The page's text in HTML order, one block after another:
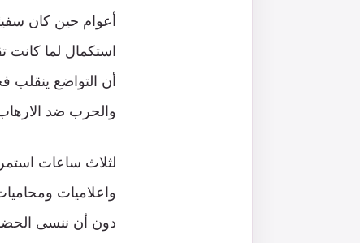
أعوام حين كان
استكمال لما كانت
أن التواضع ينقلب
والحرب ضد
لثلاث ساعات استمر
واعلاميات
دون أن ننسى